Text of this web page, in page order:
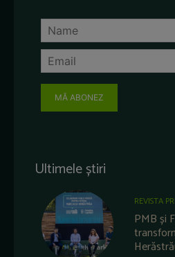
MĂ ABONEZ
Ultimele știri
REVISTA
PMB și